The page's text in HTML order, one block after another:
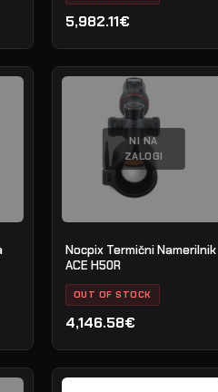
5,982.11€
NI NA
ZALOGI
Nocpix Termični Namerilnik
ACE H50R
OUT OF STOCK
4,146.58€